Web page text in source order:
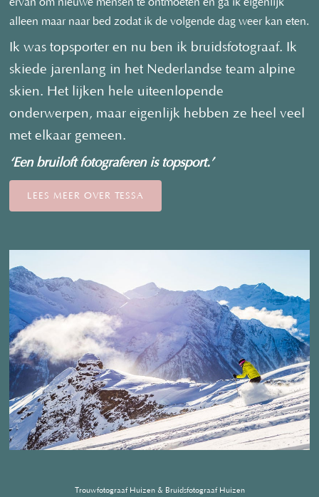
alleen maar naar bed zodat ik de volgende dag weer kan eten.
Ik was topsporter en nu ben ik bruidsfotograaf. Ik
skiede jarenlang in het Nederlandse team alpine
skien. Het lijken hele uiteenlopende
onderwerpen, maar eigenlijk hebben ze heel veel
met elkaar gemeen.
‘Een bruiloft fotograferen is topsport.’
LEES MEER OVER TESSA
Trouwfotograaf Huizen & Bruidsfotograaf Huizen